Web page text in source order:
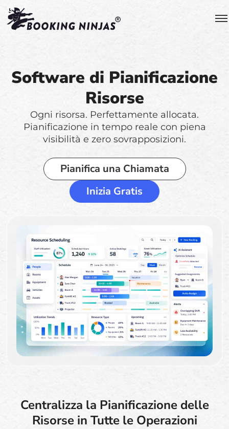
Software di Pianificazione
Risorse
Ogni risorsa. Perfettamente allocata.
Pianificazione in tempo reale con piena
visibilità e zero sovrapposizioni.
Pianifica una Chiamata
Inizia Gratis
Centralizza la Pianificazione delle
Risorse in Tutte le Operazioni